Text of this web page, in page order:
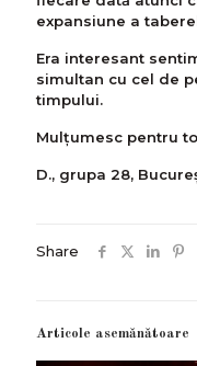
expansiune a
Era interesant
simultan cu cel de
timpului.
Mulţumesc pentru
D., grupa 28,
Share
Articole asemănătoare